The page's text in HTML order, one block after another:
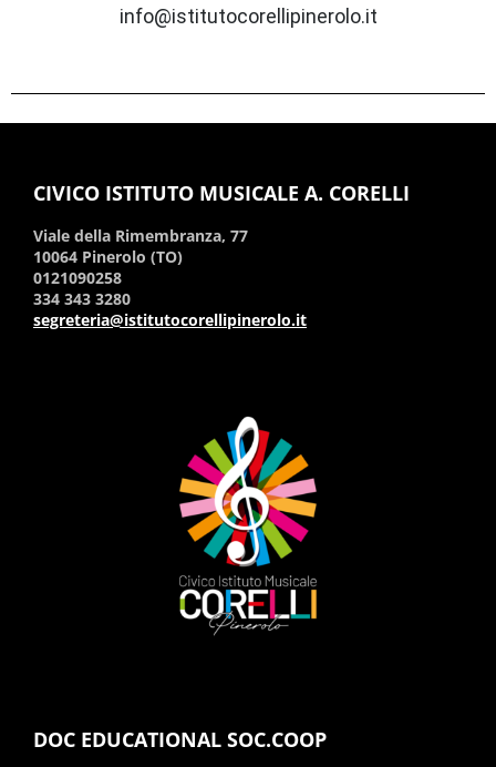
info@istitutocorellipinerolo.it
CIVICO ISTITUTO MUSICALE A. CORELLI
Viale della Rimembranza, 77
10064 Pinerolo (TO)
0121090258
334 343 3280
segreteria@istitutocorellipinerolo.it
DOC EDUCATIONAL SOC.COOP